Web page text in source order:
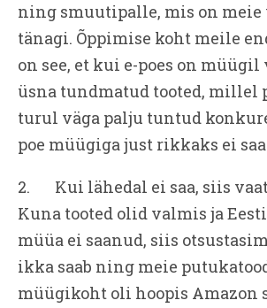
ning smuutipalle, mis on
tänagi. Õppimise koht meile
on see, et kui e-poes on
üsna tundmatud tooted, millel
turul väga palju tuntud
poe müügiga just rikkaks ei
2. Kui lähedal ei saa, siis
Kuna tooted olid valmis ja
müüa ei saanud, siis
ikka saab ning meie
müügikoht oli hoopis Amazon